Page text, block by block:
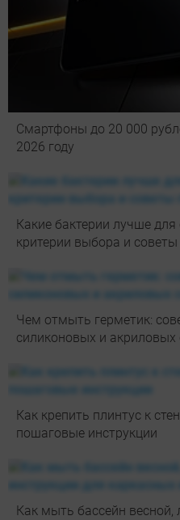
Смартфоны до 20 000
2026 году
Какие бактерии лучше
критерии выбора и
Чем отмыть герметик:
силиконовых и акриловых
Как крепить плинтус к
пошаговые инструкции
Как мыть бассейн весной,